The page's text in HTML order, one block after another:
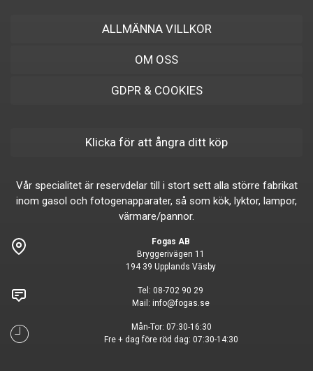
ALLMÄNNA VILLKOR
OM OSS
GDPR & COOKIES
Klicka för att ångra ditt köp
Vår specialitet är reservdelar till i stort sett alla större fabrikat
inom gasol och fotogenapparater, så som kök, lyktor, lampor,
värmare/pannor.
Fogas AB
Bryggerivägen 11
194 39 Upplands Väsby
Tel: 08-702 90 29
Mail: info@fogas.se
Mån-Tor: 07:30-16:30
Fre + dag före röd dag: 07:30-14:30